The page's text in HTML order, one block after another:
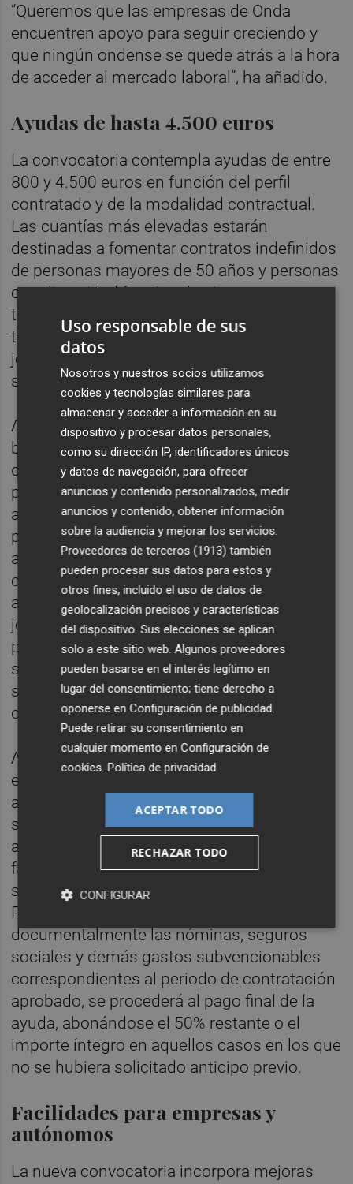
“Queremos que las empresas de Onda
encuentren apoyo para seguir creciendo y
que ningún ondense se quede atrás a la hora
de acceder al mercado laboral”, ha añadido.
Ayudas de hasta 4.500 euros
La convocatoria contempla ayudas de entre
800 y 4.500 euros en función del perfil
contratado y de la modalidad contractual.
Las cuantías más elevadas estarán
destinadas a fomentar contratos indefinidos
de personas mayores de 50 años y personas
con diversidad funcional, mientras que
también se subvencionarán contratos
temporales de al menos seis meses y
jornadas parciales a partir de 20 horas
semanales.
Además, el programa incorpora una
bonificación adicional de 500 euros para
desempleados de larga duración que no
perciban prestación, reforzando así el apoyo
a las personas con mayores dificultades
para reincorporarse al mercado laboral. Las
ayudas están dirigidas a favorecer la
contratación de personas mayores de 50
años, personas con diversidad funcional,
jóvenes en búsqueda de su primer empleo y
personas en situación o riesgo de exclusión
social. Cada empresa podrá solicitar
subvenciones para un máximo de cinco
contrataciones.
Además, la convocatoria permitirá que las
empresas y autónomos puedan solicitar un
anticipo del 50% de la ayuda concedida, que
se abonará tras la aprobación de la
adjudicación por la Junta de Gobierno Local,
facilitando así la liquidez y el acceso a estas
subvenciones desde el inicio del proceso.
Posteriormente, una vez justificadas
documentalmente las nóminas, seguros
sociales y demás gastos subvencionables
correspondientes al periodo de contratación
aprobado, se procederá al pago final de la
ayuda, abonándose el 50% restante o el
importe íntegro en aquellos casos en los que
no se hubiera solicitado anticipo previo.
Facilidades para empresas y
autónomos
La nueva convocatoria incorpora mejoras
Uso responsable de sus
datos
Nosotros y nuestros socios utilizamos
cookies y tecnologías similares para
almacenar y acceder a información en su
dispositivo y procesar datos personales,
como su dirección IP, identificadores únicos
y datos de navegación, para ofrecer
anuncios y contenido personalizados, medir
anuncios y contenido, obtener información
sobre la audiencia y mejorar los servicios.
Proveedores de terceros (1913) también
pueden procesar sus datos para estos y
otros fines, incluido el uso de datos de
geolocalización precisos y características
del dispositivo. Sus elecciones se aplican
solo a este sitio web. Algunos proveedores
pueden basarse en el interés legítimo en
lugar del consentimiento; tiene derecho a
oponerse enConfiguración de publicidad.
Puede retirar su consentimiento en
cualquier momento enConfiguración de
cookies.Política de privacidad
ACEPTAR TODO
RECHAZAR TODO
CONFIGURAR